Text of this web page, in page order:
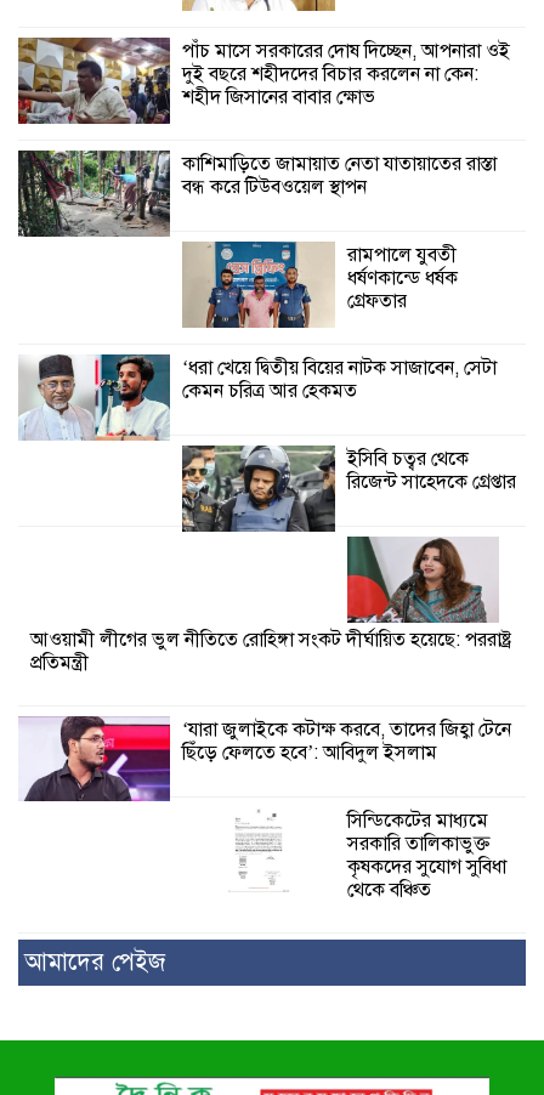
মিলল ইছামতী নদীতে
শ্রীউলা ইউনিয়ন
বিএনপির ২নং ওয়ার্ডের
বিনিময় সভা
শ্যামনগরে বনবিভাগ ও সিএমসির সাথে
পাঁচ মাসে সরকারের দোষ দিচ্ছেন, আপনারা ওই
দুই বছরে শহীদদের বিচার করলেন না কেন:
শহীদ জিসানের বাবার ক্ষোভ
কাশিমাড়িতে জামায়াত নেতা যাতায়াতের রাস্তা
বন্ধ করে টিউবওয়েল স্থাপন
রামপালে যুবতী
ধর্ষণকান্ডে ধর্ষক
গ্রেফতার
‘ধরা খেয়ে দ্বিতীয় বিয়ের নাটক সাজাবেন, সেটা
কেমন চরিত্র আর হেকমত
ইসিবি চত্বর থেকে
রিজেন্ট সাহেদকে গ্রেপ্তার
আওয়ামী লীগের ভুল নীতিতে রোহিঙ্গা সংকট দীর্ঘায়িত হয়েছে: পররাষ্ট্র
প্রতিমন্ত্রী
‘যারা জুলাইকে কটাক্ষ করবে, তাদের জিহ্বা টেনে
ছিঁড়ে ফেলতে হবে’: আবিদুল ইসলাম
সিন্ডিকেটের মাধ্যমে
সরকারি তালিকাভুক্ত
কৃষকদের সুযোগ সুবিধা
থেকে বঞ্চিত
আমাদের পেইজ